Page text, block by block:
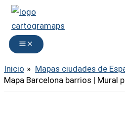
contenido
Inicio
Mapas ciudades de
Mapa Barcelona barrios | Mural